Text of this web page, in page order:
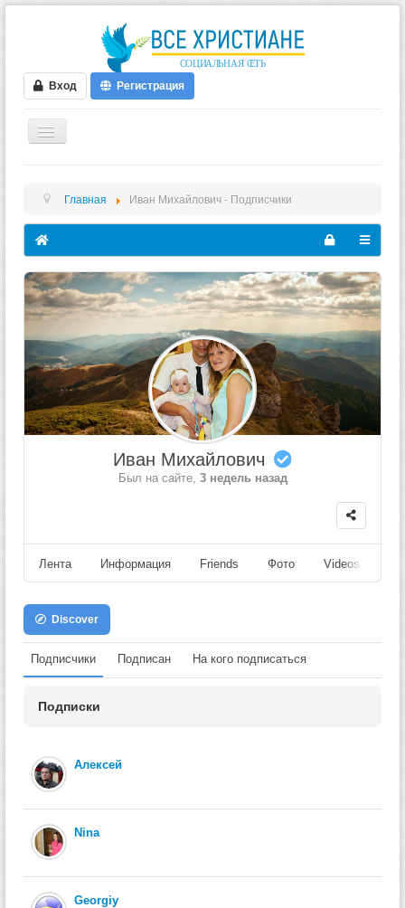
Вход Регистрация
ФОРУМ
ВИДЕО
БЛОГИ
МУЗЫКА
ОПРОСЫ
НОВОСТИ
Главная Иван Михайлович - Подписчики
Иван Михайлович
Был на сайте, 3 недель назад
Лента Информация Friends Фото Videos
Discover
Подписчики Подписан На кого подписаться
Подписки
Алексей
Nina
Georgiy